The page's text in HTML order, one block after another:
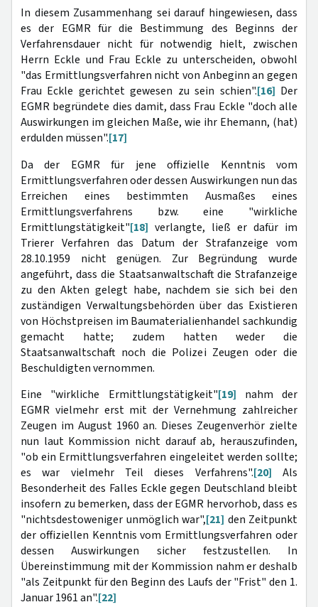
In diesem Zusammenhang sei darauf hingewiesen, dass
es der EGMR für die Bestimmung des Beginns der
Verfahrensdauer nicht für notwendig hielt, zwischen
Herrn Eckle und Frau Eckle zu unterscheiden, obwohl
"das Ermittlungsverfahren nicht von Anbeginn an gegen
Frau Eckle gerichtet gewesen zu sein schien".[16] Der
EGMR begründete dies damit, dass Frau Eckle "doch alle
Auswirkungen im gleichen Maße, wie ihr Ehemann, (hat)
erdulden müssen".[17]
Da der EGMR für jene offizielle Kenntnis vom
Ermittlungsverfahren oder dessen Auswirkungen nun das
Erreichen eines bestimmten Ausmaßes eines
Ermittlungsverfahrens bzw. eine "wirkliche
Ermittlungstätigkeit"[18] verlangte, ließ er dafür im
Trierer Verfahren das Datum der Strafanzeige vom
28.10.1959 nicht genügen. Zur Begründung wurde
angeführt, dass die Staatsanwaltschaft die Strafanzeige
zu den Akten gelegt habe, nachdem sie sich bei den
zuständigen Verwaltungsbehörden über das Existieren
von Höchstpreisen im Baumaterialienhandel sachkundig
gemacht hatte; zudem hatten weder die
Staatsanwaltschaft noch die Polizei Zeugen oder die
Beschuldigten vernommen.
Eine "wirkliche Ermittlungstätigkeit"[19] nahm der
EGMR vielmehr erst mit der Vernehmung zahlreicher
Zeugen im August 1960 an. Dieses Zeugenverhör zielte
nun laut Kommission nicht darauf ab, herauszufinden,
"ob ein Ermittlungsverfahren eingeleitet werden sollte;
es war vielmehr Teil dieses Verfahrens".[20] Als
Besonderheit des Falles Eckle gegen Deutschland bleibt
insofern zu bemerken, dass der EGMR hervorhob, dass es
"nichtsdestoweniger unmöglich war",[21] den Zeitpunkt
der offiziellen Kenntnis vom Ermittlungsverfahren oder
dessen Auswirkungen sicher festzustellen. In
Übereinstimmung mit der Kommission nahm er deshalb
"als Zeitpunkt für den Beginn des Laufs der "Frist" den 1.
Januar 1961 an".[22]